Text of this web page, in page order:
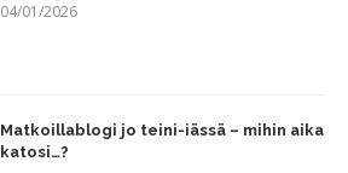
04/01/2026
Matkoillablogi jo teini-iässä – mihin aika
katosi…?